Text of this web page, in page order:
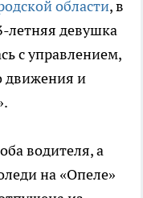
области, в
летняя девушка
с управлением,
движения и
водителя, а
на «Опеле»